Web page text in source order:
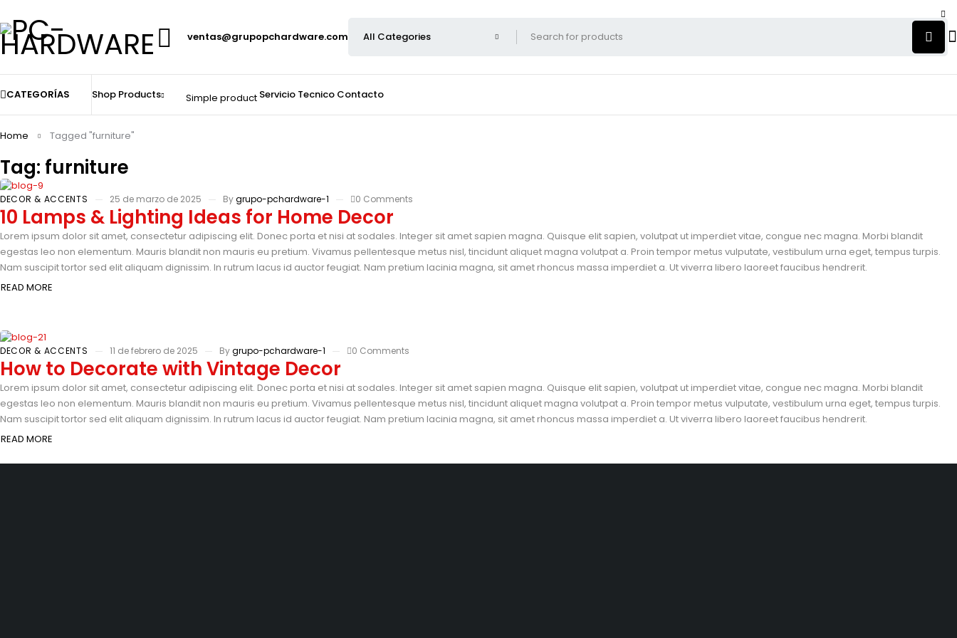
ventas@grupopchardware.com
CATEGORÍAS Shop Products Simple product Servicio Tecnico Contacto
Tag: furniture
Home Tagged "furniture"
DECOR & ACCENTS 25 de marzo de 2025 By grupo-pchardware-1 0 Comments
10 Lamps & Lighting Ideas for Home Decor
Lorem ipsum dolor sit amet, consectetur adipiscing elit. Donec porta et nisi at sodales. Integer sit amet sapien magna. Quisque elit sapien, volutpat ut imperdiet vitae, congue nec magna. Morbi blandit
egestas leo non elementum. Mauris blandit non mauris eu pretium. Vivamus pellentesque metus nisl, tincidunt aliquet magna volutpat a. Proin tempor metus vulputate, vestibulum urna eget, tempus turpis.
Nam suscipit tortor sed elit aliquam dignissim. In rutrum lacus id auctor feugiat. Nam pretium lacinia magna, sit amet rhoncus massa imperdiet a. Ut viverra libero laoreet faucibus hendrerit.
READ MORE
DECOR & ACCENTS 11 de febrero de 2025 By grupo-pchardware-1 0 Comments
How to Decorate with Vintage Decor
Lorem ipsum dolor sit amet, consectetur adipiscing elit. Donec porta et nisi at sodales. Integer sit amet sapien magna. Quisque elit sapien, volutpat ut imperdiet vitae, congue nec magna. Morbi blandit
egestas leo non elementum. Mauris blandit non mauris eu pretium. Vivamus pellentesque metus nisl, tincidunt aliquet magna volutpat a. Proin tempor metus vulputate, vestibulum urna eget, tempus turpis.
Nam suscipit tortor sed elit aliquam dignissim. In rutrum lacus id auctor feugiat. Nam pretium lacinia magna, sit amet rhoncus massa imperdiet a. Ut viverra libero laoreet faucibus hendrerit.
READ MORE